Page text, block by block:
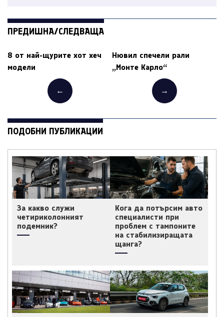
ПРЕДИШНА/СЛЕДВАЩА
8 от най-щурите хот хеч
модели
←
Нювил спечели рали
„Монте Карло“
→
ПОДОБНИ ПУБЛИКАЦИИ
За какво служи
четириколонният
подемник?
Кога да потърсим авто
специалисти при
проблем с тампоните
на стабилизиращата
щанга?